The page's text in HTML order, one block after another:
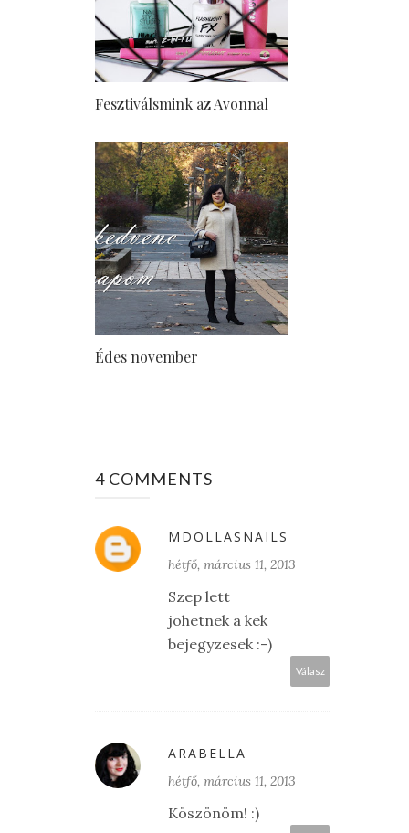
Fesztiválsmink az Avonnal
Édes november
4 COMMENTS
MDOLLASNAILS
hétfő, március 11, 2013
Szep lett
johetnek a kek
bejegyzesek :-)
Válasz
ARABELLA
hétfő, március 11, 2013
Köszönöm! :)